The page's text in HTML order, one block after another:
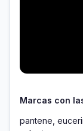
Marcas con
pantene,